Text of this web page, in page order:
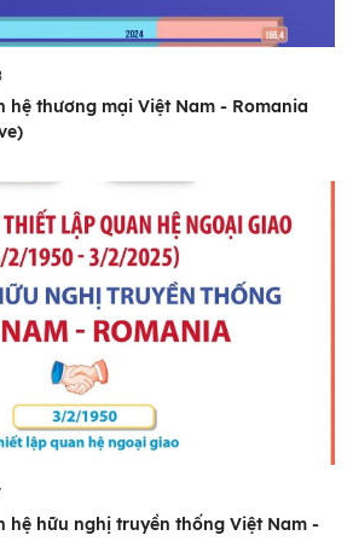
thương mại Việt Nam - Romania
hữu nghị truyền thống Việt Nam -